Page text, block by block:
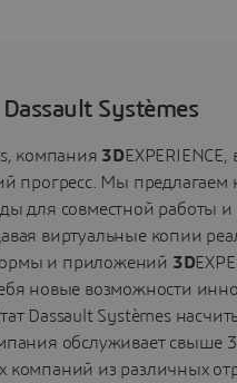
Systèmes
компания 3D
прогресс. Мы
для совместной работы и
виртуальные копии
и приложений 3D
новые возможности
Dassault Systèmes
обслуживает свыше
компаний из различных